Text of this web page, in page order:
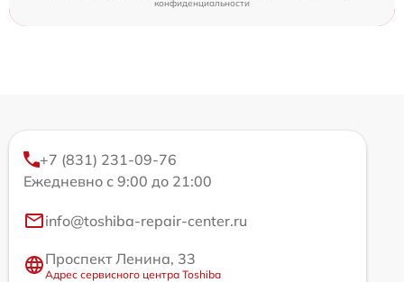
конфиденциальности
+7 (831) 231-09-76
Ежедневно с 9:00 до 21:00
info@toshiba-repair-center.ru
Проспект Ленина, 33
Адрес сервисного центра Toshiba